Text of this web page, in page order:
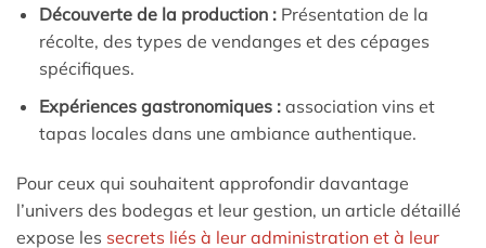
Découverte de la production :Présentation de la
récolte, des types de vendanges et des cépages
spécifiques.
Expériences gastronomiques :association vins et
tapas locales dans une ambiance authentique.
Pour ceux qui souhaitent approfondir davantage
l’univers des bodegas et leur gestion, un article détaillé
expose les secrets liés à leur administration et à leur